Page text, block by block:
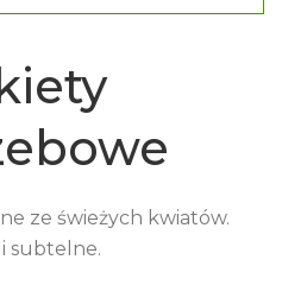
ze świeżych kwiatów.
subtelne.